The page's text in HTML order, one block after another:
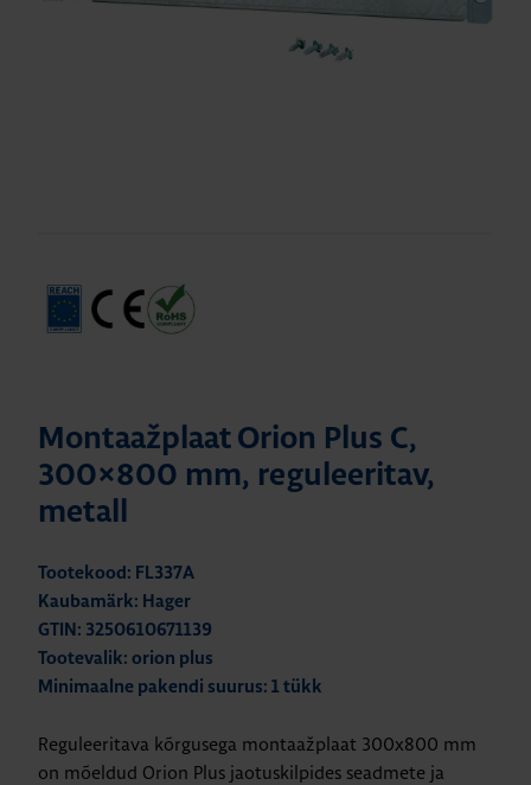
Montaažplaat Orion Plus C,
300×800 mm, reguleeritav,
metall
Tootekood: FL337A
Kaubamärk: Hager
GTIN: 3250610671139
Tootevalik: orion plus
Minimaalne pakendi suurus: 1 tükk
Reguleeritava kõrgusega montaažplaat 300x800 mm
on mõeldud Orion Plus jaotuskilpides seadmete ja